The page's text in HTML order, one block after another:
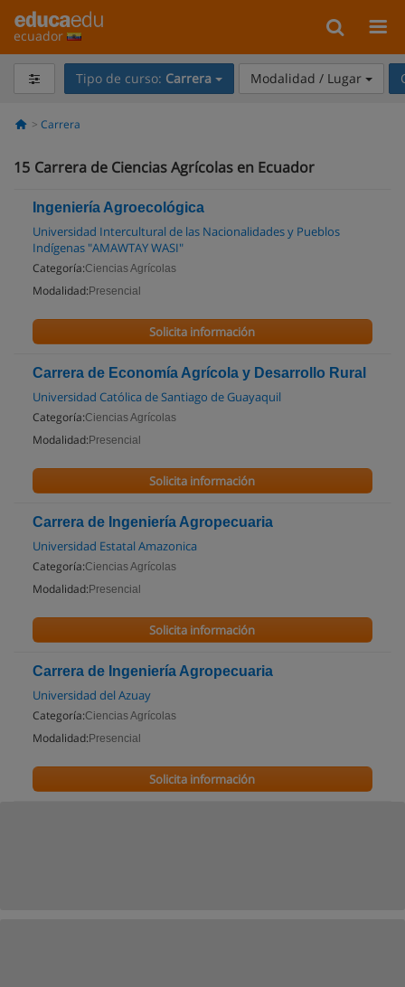
ecuador
Tipo de curso: Carrera Modalidad / Lugar
Carrera
15 Carrera de Ciencias Agrícolas en Ecuador
Ingeniería Agroecológica
Universidad Intercultural de las Nacionalidades y Pueblos
Indígenas "AMAWTAY WASI"
Categoría:Ciencias Agrícolas
Modalidad: Presencial
Solicita información
Carrera de Economía Agrícola y Desarrollo Rural
Universidad Católica de Santiago de Guayaquil
Categoría:Ciencias Agrícolas
Modalidad: Presencial
Solicita información
Carrera de Ingeniería Agropecuaria
Universidad Estatal Amazonica
Categoría:Ciencias Agrícolas
Modalidad: Presencial
Solicita información
Carrera de Ingeniería Agropecuaria
Universidad del Azuay
Categoría:Ciencias Agrícolas
Modalidad: Presencial
Solicita información